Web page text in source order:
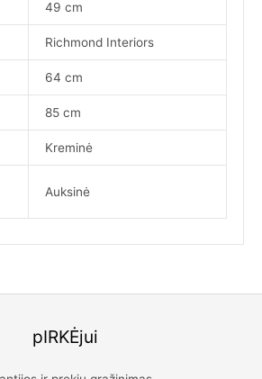
49 cm
Richmond Interiors
64 cm
85 cm
Kreminė
Auksinė
pIRKĖjui